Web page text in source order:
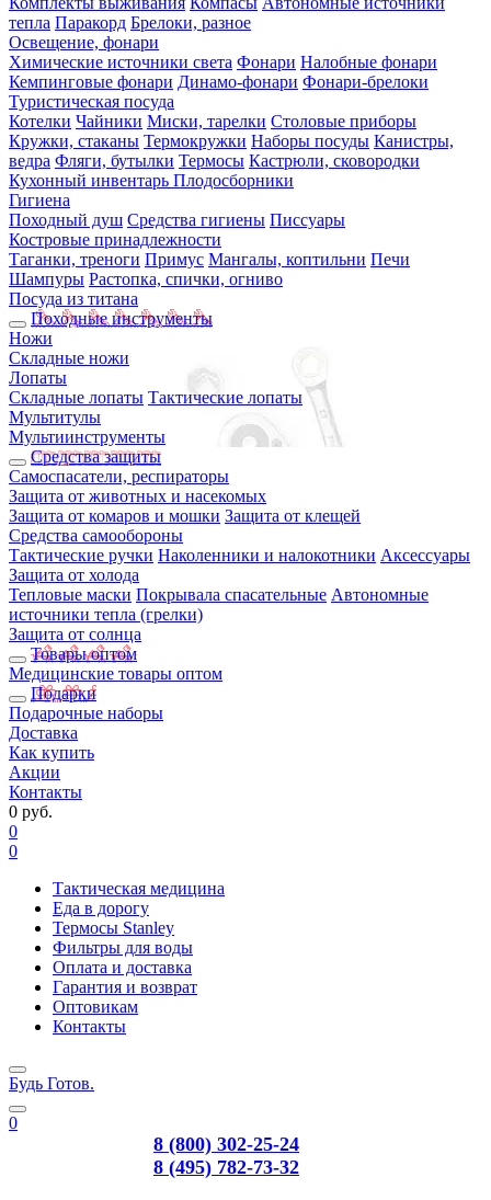
тепла Паракорд Брелоки, разное
Освещение, фонари
Химические источники света Фонари Налобные фонари
Кемпинговые фонари Динамо-фонари Фонари-брелоки
Туристическая посуда
Котелки Чайники Миски, тарелки Столовые приборы
Кружки, стаканы Термокружки Наборы посуды Канистры,
ведра Фляги, бутылки Термосы Кастрюли, сковородки
Кухонный инвентарь Плодосборники
Гигиена
Походный душ Средства гигиены Писсуары
Костровые принадлежности
Таганки, треноги Примус Мангалы, коптильни Печи
Шампуры Растопка, спички, огниво
Посуда из титана
Походные инструменты
Ножи
Складные ножи
Лопаты
Складные лопаты Тактические лопаты
Мультитулы
Мультиинструменты
Средства защиты
Самоспасатели, респираторы
Защита от животных и насекомых
Защита от комаров и мошки Защита от клещей
Средства самообороны
Тактические ручки Наколенники и налокотники Аксессуары
Защита от холода
Тепловые маски Покрывала спасательные Автономные
источники тепла (грелки)
Защита от солнца
Товары оптом
Медицинские товары оптом
Подарки
Подарочные наборы
Доставка
Как купить
Акции
Контакты
0 руб.
0
0
Тактическая медицина
Еда в дорогу
Термосы Stanley
Фильтры для воды
Оплата и доставка
Гарантия и возврат
Оптовикам
Контакты
Будь Готов.
0
8 (800) 302-25-24
8 (495) 782-73-32